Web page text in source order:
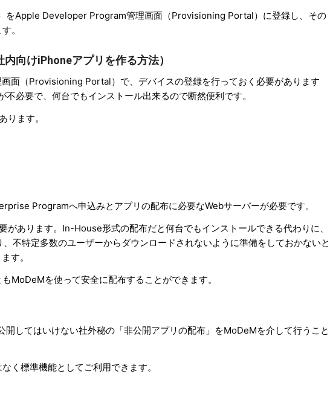
をApple Developer Program管理画面（Provisioning Portal）に登録し、その
。
向けiPhoneアプリを作る方法）
面（Provisioning Portal）で、デバイスの登録を行っておく必要があります
必要で、何台でもインストール出来るので断然便利です。
ます。
Programへ申込みとアプリの配布に必要なWebサーバーが必要です。
あります。In-House形式の配布だと何台でもインストールできる代わりに、
不特定多数のユーザーからダウンロードされないように準備をしておかないと
す。
MoDeMを使って安全に配布することができます。
してはいけない社外秘の「非公開アプリの配布」をMoDeMを介して行うこと
く標準機能としてご利用できます。